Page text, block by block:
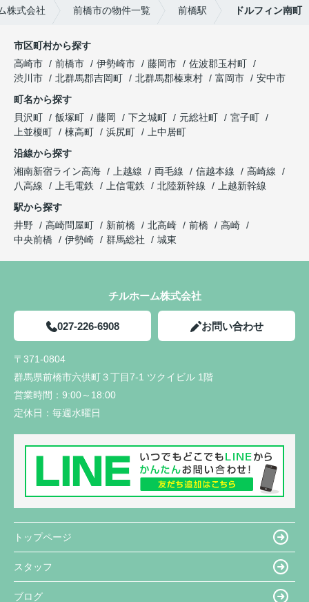
株式会社 前橋市の物件一覧 前橋駅 ドルフィン南町
市区町村から探す
高崎市
前橋市 伊勢崎市 藤岡市
佐波郡玉村町
渋川市
北群馬郡吉岡町 北群馬郡榛東村 富岡市
安中市
町名から探す
貝沢町
飯塚町 藤岡 下之城町 元総社町
宮子町
上並榎町
棟高町 浜尻町
上中居町
沿線から探す
湘南新宿ライン高海
上越線 両毛線 信越本線
高崎線
八高線
上毛電鉄 上信電鉄 北陸新幹線
上越新幹線
駅から探す
井野
高崎問屋町 新前橋 北高崎 前橋
高崎
中央前橋
伊勢崎 群馬総社 城東
チルホーム株式会社
027-226-6908 お問い合わせ
〒371-0804
群馬県前橋市六供町３丁目7-1 ツクイビル 1階
営業時間： 9:00～18:00
定休日： 毎週水曜日
トップページ
スタッフ
ブログ